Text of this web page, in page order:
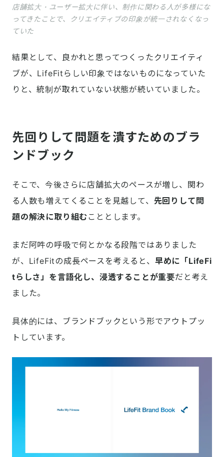
店舗拡大・ユーザー拡大に伴い、制作に関わる人が多様にな
ってきたことで、クリエイティブの印象が統一されなくなっ
ていた
結果として、良かれと思ってつくったクリエイティ
ブが、LifeFitらしい印象ではないものになっていた
りと、統制が取れていない状態が続いていました。
先回りして問題を潰すためのブラ
ンドブック
そこで、今後さらに店舗拡大のペースが増し、関わ
る人数も増えてくることを見越して、 先回りして問
題の解決に取り組む こととします。
まだ阿吽の呼吸で何とかなる段階ではありました
が、LifeFitの成長ペースを考えると、 早めに「LifeFi
tらしさ」を言語化し、浸透することが重要だと考え
ました。
具体的には、ブランドブックという形でアウトプッ
トしています。